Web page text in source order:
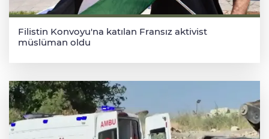
Filistin Konvoyu'na katılan Fransız aktivist
müslüman oldu